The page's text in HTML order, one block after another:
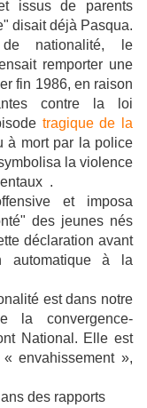
issus de parents
disait déjà Pasqua.
nationalité, le
remporter une
fin 1986, en raison
contre la loi
tragique de la
à mort par la police
la violence
.
et imposa
des jeunes nés
déclaration avant
automatique à la
est dans notre
la convergence-
National. Elle est
envahissement »,
des rapports